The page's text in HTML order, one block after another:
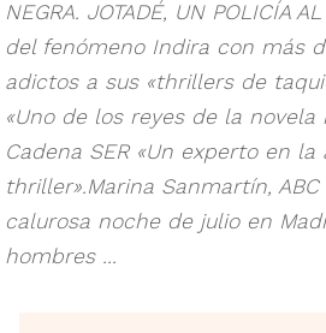
NEGRA. JOTADÉ, UN POLICÍA
del fenómeno Indira con más
adictos a sus «thrillers de
«Uno de los reyes de la novela
Cadena SER «Un experto en
thriller».Marina Sanmartín,
calurosa noche de julio en
hombres ...